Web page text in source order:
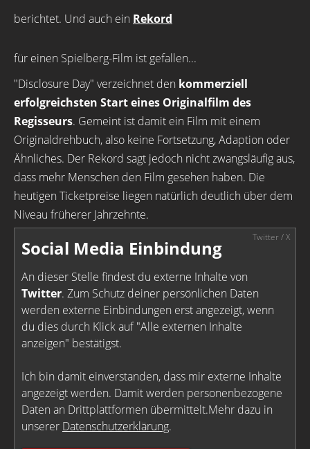
berichtet. Und auch ein Rekord
für einen Spielberg-Film ist gefallen...
"Disclosure Day" verzeichnet den kommerziell
erfolgreichsten Start eines Originalfilm des
Regisseurs. Gemeint ist damit ein Film mit einem
Originaldrehbuch, also keine Fortsetzung, Adaption oder
Ähnliches. Der Rekord sagt jedoch nicht zwangsläufig aus,
dass mehr Menschen den Film gesehen haben. Die
heutigen Ticketpreise liegen natürlich deutlich über dem
Niveau früherer Jahrzehnte.
Social Media Einbindung
An dieser Stelle findest du externe Inhalte von
Twitter. Zum Schutz deiner persönlichen Daten
werden externe Einbindungen erst angezeigt, wenn
du dies durch Klick auf "Alle externen Inhalte
anzeigen" bestätigst.
Ich bin damit einverstanden, dass mir externe Inhalte
angezeigt werden. Damit werden personenbezogene
Daten an Drittplattformen übermittelt.Mehr dazu in
unserer Datenschutzerklärung.